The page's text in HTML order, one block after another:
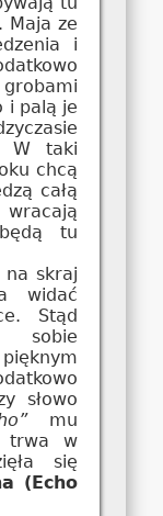
Maja ze
i
i palą je
W taki
chcą
całą
tu
na skraj
widać
Stąd
sobie
słowo
mu
trwa w
się
(Echo